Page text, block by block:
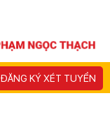
ĐĂNG KÝ XÉT TUYỂN